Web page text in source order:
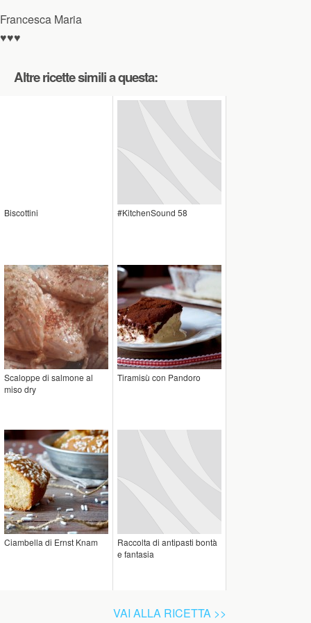
Francesca Maria
♥♥♥
Altre ricette simili a questa:
Biscottini #KitchenSound 58
Scaloppe di salmone al
miso dry
Tiramisù con Pandoro
Ciambella di Ernst Knam
Raccolta di antipasti bontà
e fantasia
VAI ALLA RICETTA >>